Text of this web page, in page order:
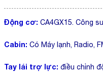
Động cơ: CA4GX15. Công
Cabin: Có Máy lạnh, Radio,
Tay lái trợ lực: điều chỉnh